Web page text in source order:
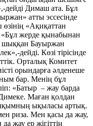
дейді Димаш ата. Бұл
атты эссесінде
«Ақиқаттан
«Бұл жерде қынабынан
Бауыржан
дейді. Көзі тірісінде
Орталық Комитет
орындарға әлденеше
бар. Менің бұл
«Батыр – жау барда
Маған қолдан
ықыласы артық.
риза. Мен қасы да жау,
жау ер жігіттің